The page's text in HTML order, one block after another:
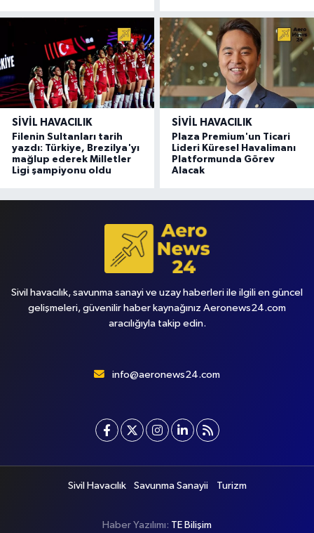
SIVIL HAVACILIK
Filenin Sultanları tarih
yazdı: Türkiye, Brezilya'yı
mağlup ederek Milletler
Ligi şampiyonu oldu
SIVIL HAVACILIK
Plaza Premium'un Ticari
Lideri Küresel Havalimanı
Platformunda Görev
Alacak
Sivil havacılık, savunma sanayi ve uzay haberleri ile ilgili en güncel
gelişmeleri, güvenilir haber kaynağınız Aeronews24.com
aracılığıyla takip edin.
info@aeronews24.com
Sivil Havacılık Savunma Sanayii Turizm
Haber Yazılımı: TE Bilişim